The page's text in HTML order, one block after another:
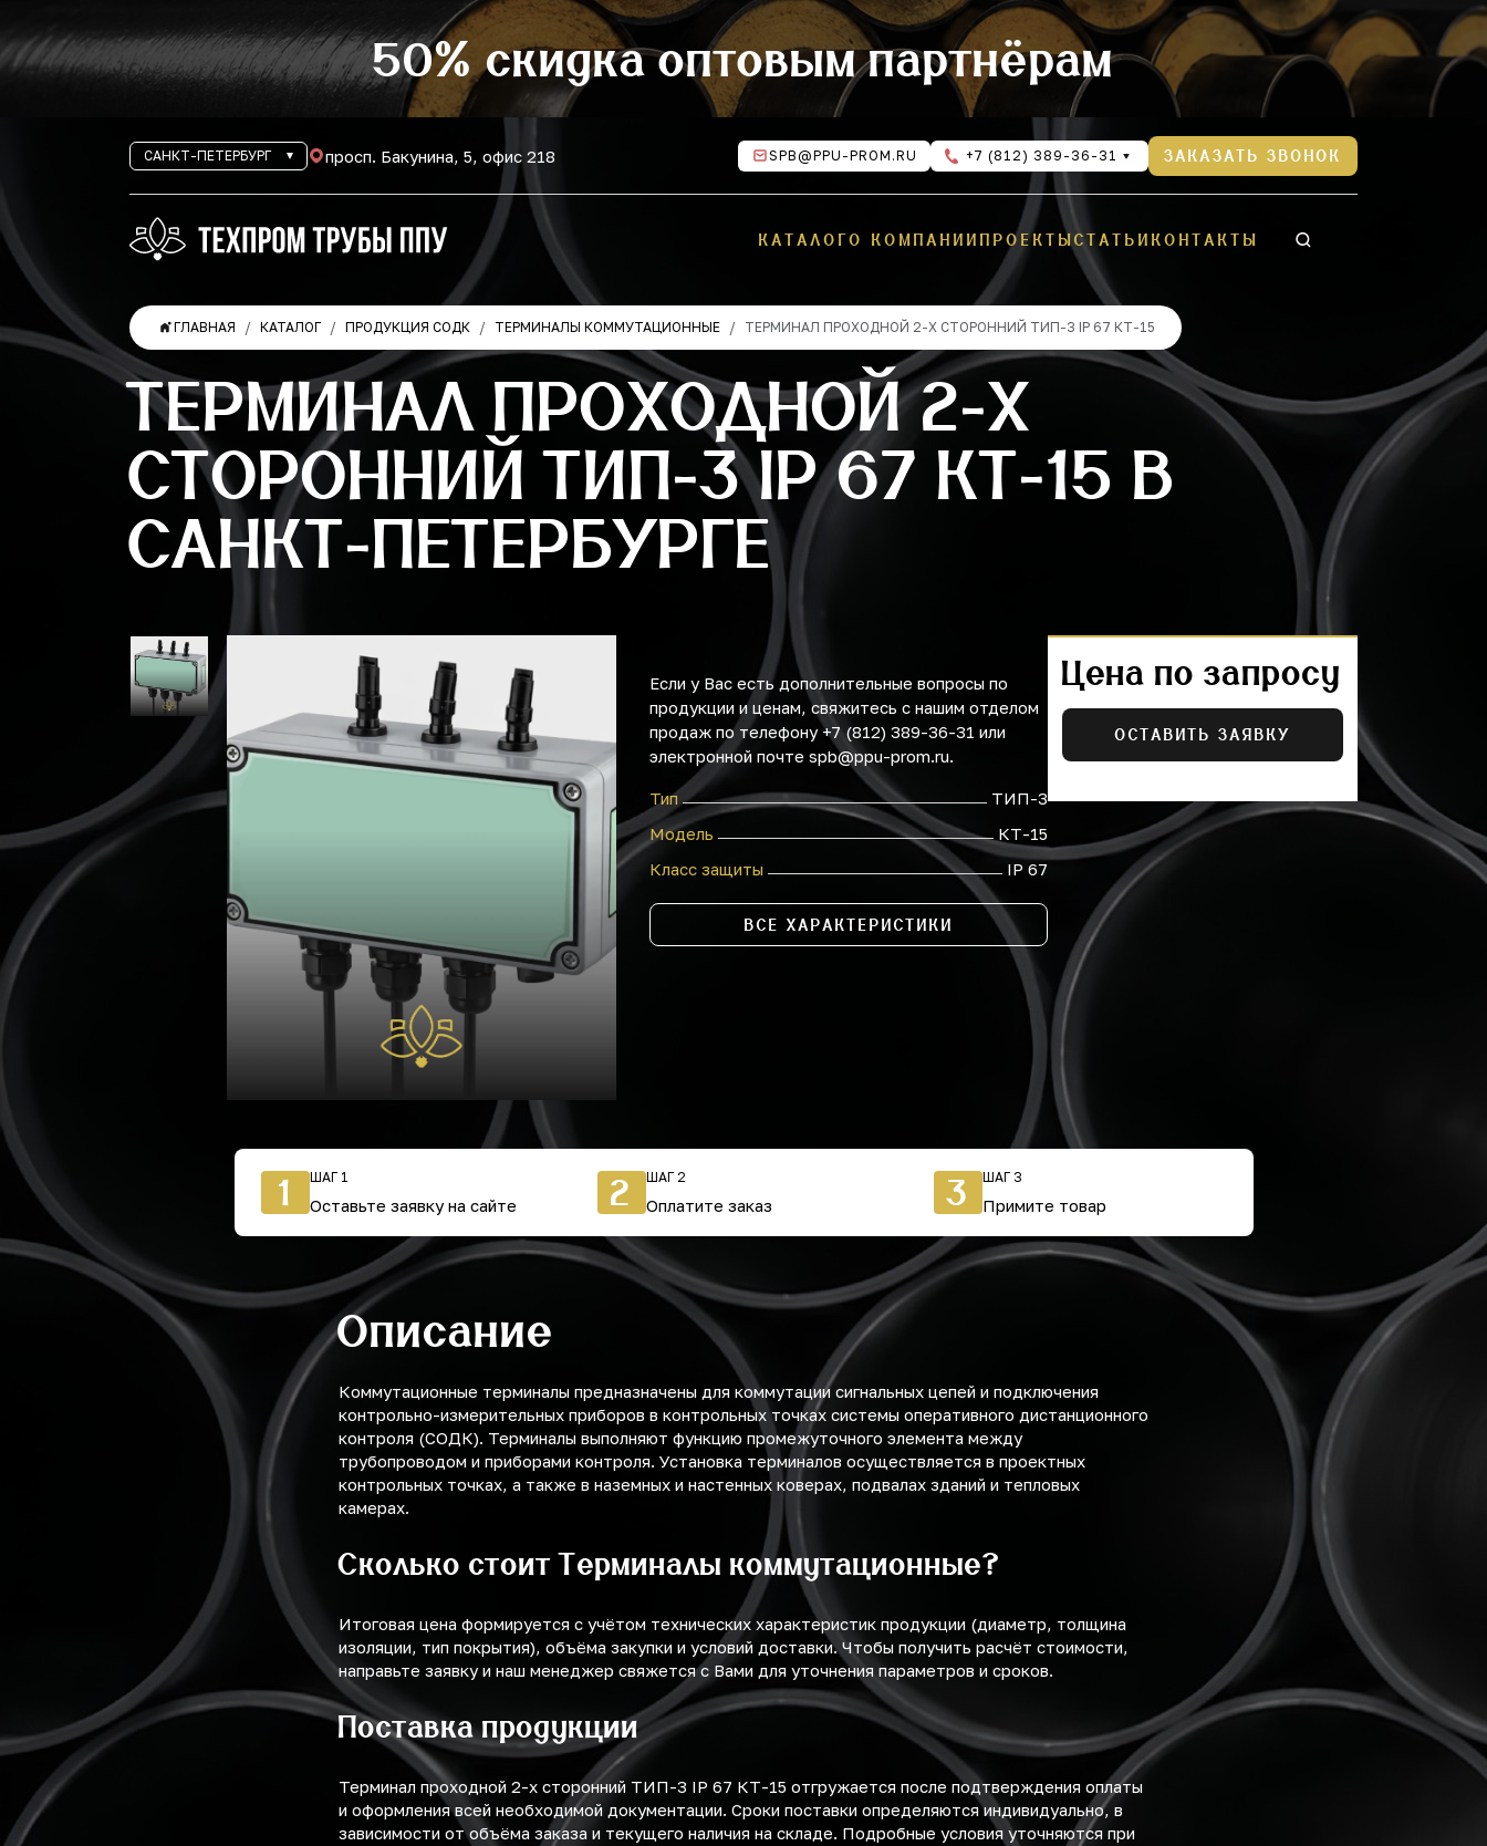
50% скидка оптовым партнёрам
САНКТ-ПЕТЕРБУРГ просп. Бакунина, 5, офис 218 SPB@PPU-PROM.RU +7 (812) 389-36-31 ЗАКАЗАТЬ ЗВОНОК
КАТАЛОГО КОМПАНИИ ПРОЕКТЫСТАТЬИ КОНТАКТЫ
ГЛАВНАЯ КАТАЛОГ ПРОДУКЦИЯ СОДК ТЕРМИНАЛЫ КОММУТАЦИОННЫЕ ТЕРМИНАЛ ПРОХОДНОЙ 2-Х СТОРОННИЙ ТИП-3 IP 67 КТ-15
ТЕРМИНАЛ ПРОХОДНОЙ 2-Х
СТОРОННИЙ ТИП-3 IP 67 КТ-15 В
САНКТ-ПЕТЕРБУРГЕ
Если у Вас есть дополнительные вопросы по
продукции и ценам, свяжитесь с нашим отделом
продаж по телефону +7 (812) 389-36-31 или
электронной почте spb@ppu-prom.ru.
Тип
ТИП-3
Модель
КТ-15
Класс защиты
IP 67
ВСЕ ХАРАКТЕРИСТИКИ
Цена по запросу
ОСТАВИТЬ ЗАЯВКУ
1 ШАГ 1
Оставьте заявку на сайте 2 ШАГ 2
Оплатите заказ 3 ШАГ 3
Примите товар
Описание
Коммутационные терминалы предназначены для коммутации сигнальных цепей и подключения
контрольно-измерительных приборов в контрольных точках системы оперативного дистанционного
контроля (СОДК). Терминалы выполняют функцию промежуточного элемента между
трубопроводом и приборами контроля. Установка терминалов осуществляется в проектных
контрольных точках, а также в наземных и настенных коверах, подвалах зданий и тепловых
камерах.
Сколько стоит Терминалы коммутационные?
Итоговая цена формируется с учётом технических характеристик продукции (диаметр, толщина
изоляции, тип покрытия), объёма закупки и условий доставки. Чтобы получить расчёт стоимости,
направьте заявку и наш менеджер свяжется с Вами для уточнения параметров и сроков.
Поставка продукции
Терминал проходной 2-х сторонний ТИП-3 IP 67 КТ-15 отгружается после подтверждения оплаты
и оформления всей необходимой документации. Сроки поставки определяются индивидуально, в
зависимости от объёма заказа и текущего наличия на складе. Подробные условия уточняются при